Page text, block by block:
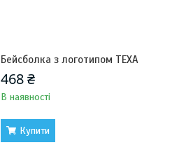
Бейсболка з логотипом TEXA
468 ₴
В наявності
Купити